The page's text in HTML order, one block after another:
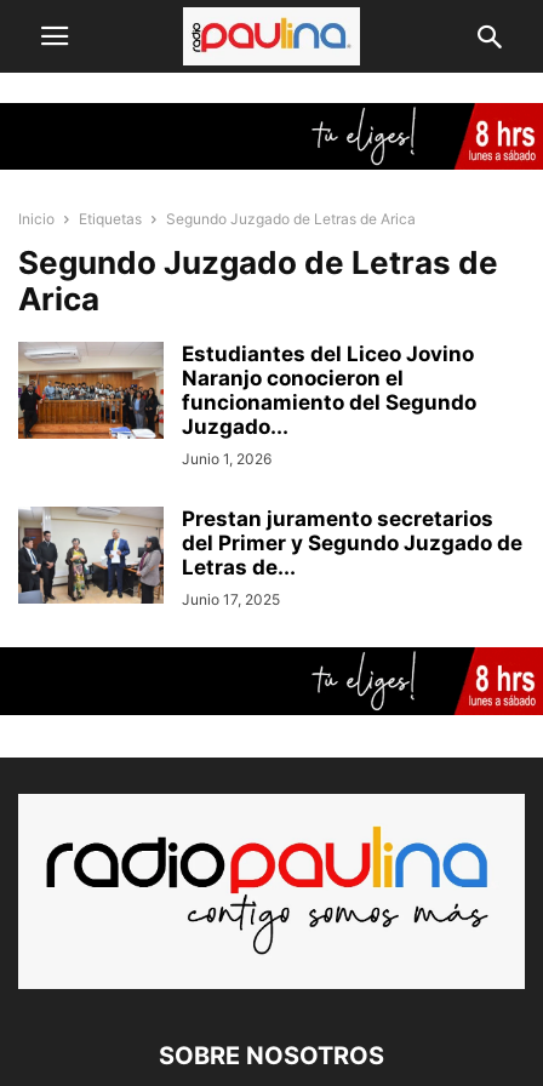
Inicio Etiquetas Segundo Juzgado de Letras de Arica
Segundo Juzgado de Letras de
Arica
Estudiantes del Liceo Jovino
Naranjo conocieron el
funcionamiento del Segundo
Juzgado...
Junio 1, 2026
Prestan juramento secretarios
del Primer y Segundo Juzgado de
Letras de...
Junio 17, 2025
SOBRE NOSOTROS